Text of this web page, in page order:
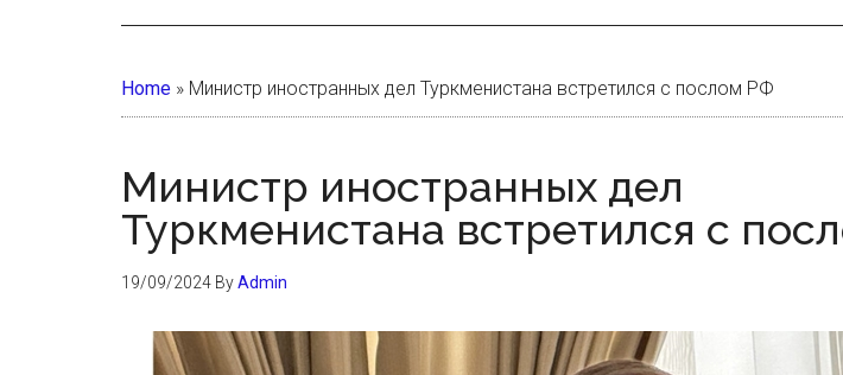
Home » Министр иностранных дел Туркменистана встретился с послом РФ
Министр иностранных дел
Туркменистана встретился с
19/09/2024 ByAdmin